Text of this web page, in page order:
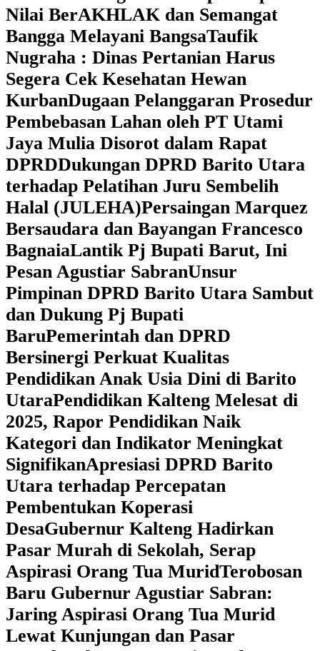
Nilai BerAKHLAK dan Semangat
Bangga Melayani BangsaTaufik
Nugraha : Dinas Pertanian Harus
Segera Cek Kesehatan Hewan
KurbanDugaan Pelanggaran Prosedur
Pembebasan Lahan oleh PT Utami
Jaya Mulia Disorot dalam Rapat
DPRDDukungan DPRD Barito Utara
terhadap Pelatihan Juru Sembelih
Halal (JULEHA)Persaingan Marquez
Bersaudara dan Bayangan Francesco
BagnaiaLantik Pj Bupati Barut, Ini
Pesan Agustiar SabranUnsur
Pimpinan DPRD Barito Utara Sambut
dan Dukung Pj Bupati
BaruPemerintah dan DPRD
Bersinergi Perkuat Kualitas
Pendidikan Anak Usia Dini di Barito
Utara‎Pendidikan Kalteng Melesat di
2025, Rapor Pendidikan Naik
Kategori dan Indikator Meningkat
SignifikanApresiasi DPRD Barito
Utara terhadap Percepatan
Pembentukan Koperasi
Desa‎Gubernur Kalteng Hadirkan
Pasar Murah di Sekolah, Serap
Aspirasi Orang Tua Murid‎Terobosan
Baru Gubernur Agustiar Sabran:
Jaring Aspirasi Orang Tua Murid
Lewat Kunjungan dan Pasar